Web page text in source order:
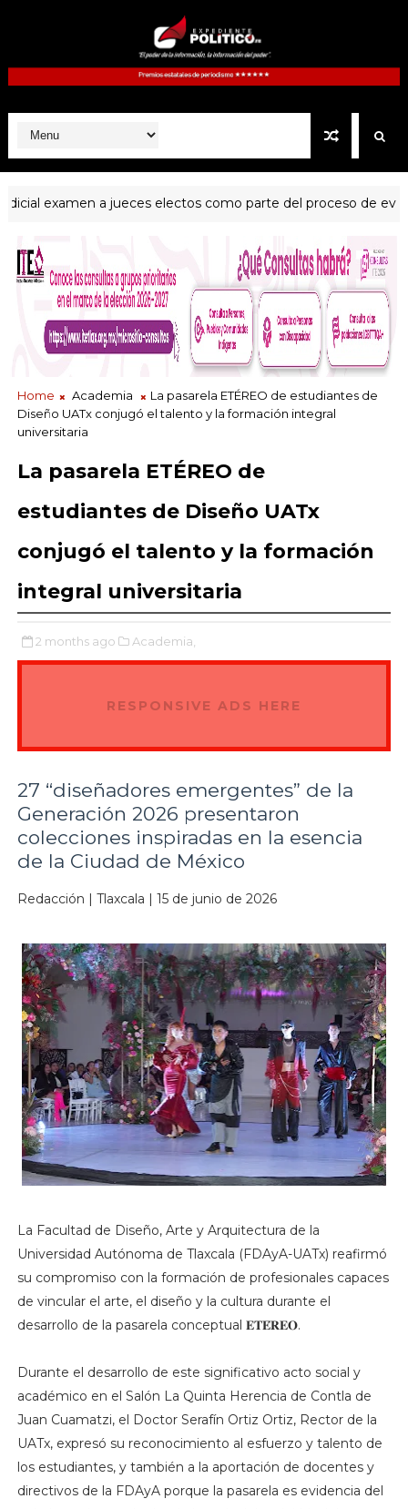
examen a jueces electos como parte del proceso de
Home Academia
La pasarela ETÉREO de estudiantes de
Diseño UATx conjugó el talento y la formación integral
universitaria
La pasarela ETÉREO de
estudiantes de Diseño UATx
conjugó el talento y la formación
integral universitaria
2 months ago Academia,
RESPONSIVE ADS HERE
27 “diseñadores emergentes” de la
Generación 2026 presentaron
colecciones inspiradas en la esencia
de la Ciudad de México
Redacción | Tlaxcala | 15 de junio de 2026
La Facultad de Diseño, Arte y Arquitectura de la
Universidad Autónoma de Tlaxcala (FDAyA-UATx) reafirmó
su compromiso con la formación de profesionales capaces
de vincular el arte, el diseño y la cultura durante el
desarrollo de la pasarela conceptual 𝐄𝐓𝐄́𝐑𝐄𝐎.
Durante el desarrollo de este significativo acto social y
académico en el Salón La Quinta Herencia de Contla de
Juan Cuamatzi, el Doctor Serafín Ortiz Ortiz, Rector de la
UATx, expresó su reconocimiento al esfuerzo y talento de
los estudiantes, y también a la aportación de docentes y
directivos de la FDAyA porque la pasarela es evidencia del